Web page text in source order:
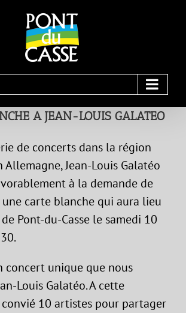
A JEAN-LOUIS GALATEO
de concerts dans la région
Allemagne, Jean-Louis Galatéo
à la demande de
une carte blanche qui aura lieu
Pont-du-Casse le samedi 10
concert unique que nous
Louis Galatéo. A cette
10 artistes pour partager